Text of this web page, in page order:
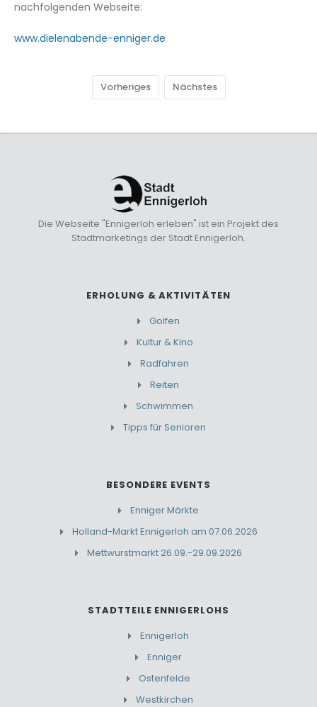
nachfolgenden Webseite:
www.dielenabende-enniger.de
Vorheriges Nächstes
Die Webseite "Ennigerloh erleben" ist ein Projekt des
Stadtmarketings der Stadt Ennigerloh.
ERHOLUNG & AKTIVITÄTEN
Golfen
Kultur & Kino
Radfahren
Reiten
Schwimmen
Tipps für Senioren
BESONDERE EVENTS
Enniger Märkte
Holland-Markt Ennigerloh am 07.06.2026
Mettwurstmarkt 26.09.-29.09.2026
STADTTEILE ENNIGERLOHS
Ennigerloh
Enniger
Ostenfelde
Westkirchen